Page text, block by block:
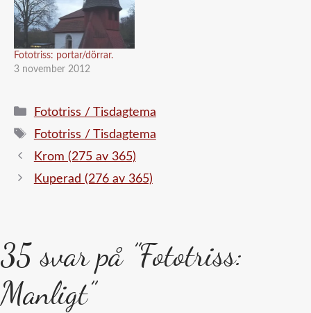
Fototriss: portar/dörrar.
3 november 2012
Kategorier
Fototriss / Tisdagtema
Etiketter
Fototriss / Tisdagtema
Krom (275 av 365)
Kuperad (276 av 365)
35 svar på ”Fototriss:
Manligt”